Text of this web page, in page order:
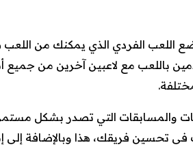
اللعب الفردي الذي يمكنك من
مع لاعبين آخرين من جميع
والمسابقات التي تصدر بشكل
في تحسين فريقك، هذا وبالإضافة